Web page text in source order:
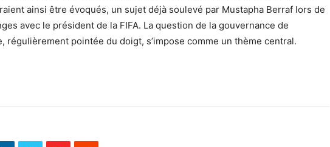
ainsi être évoqués, un sujet déjà soulevé par Mustapha Berraf lors de
avec le président de la FIFA. La question de la gouvernance de
régulièrement pointée du doigt, s’impose comme un thème central.